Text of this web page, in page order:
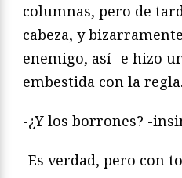
columnas, pero de
cabeza, y
enemigo, así -e hizo
embestida con la regla.
-¿Y los borrones? -
-Es verdad, pero con